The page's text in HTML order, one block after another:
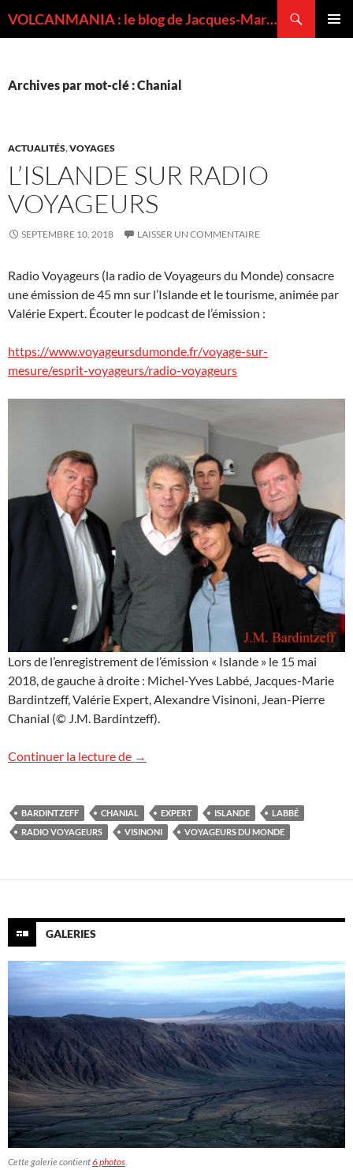
VOLCANMANIA : le blog de Jacques-Marie BARDINTZEFF, volcanologue
Archives par mot-clé : Chanial
ACTUALITÉS,VOYAGES
L’ISLANDE SUR RADIO
VOYAGEURS
SEPTEMBRE 10, 2018 LAISSER UN COMMENTAIRE
Radio Voyageurs (la radio de Voyageurs du Monde) consacre
une émission de 45 mn sur l’Islande et le tourisme, animée par
Valérie Expert. Écouter le podcast de l’émission :
https://www.voyageursdumonde.fr/voyage-sur-
mesure/esprit-voyageurs/radio-voyageurs
Lors de l’enregistrement de l’émission « Islande » le 15 mai
2018, de gauche à droite : Michel-Yves Labbé, Jacques-Marie
Bardintzeff, Valérie Expert, Alexandre Visinoni, Jean-Pierre
Chanial (© J.M. Bardintzeff).
Continuer la lecture de L’Islande sur Radio Voyageurs
→
BARDINTZEFF CHANIAL EXPERT ISLANDE
LABBÉ
RADIO VOYAGEURS
VISINONI VOYAGEURS DU MONDE
GALERIES
Cette galerie contient6 photos.